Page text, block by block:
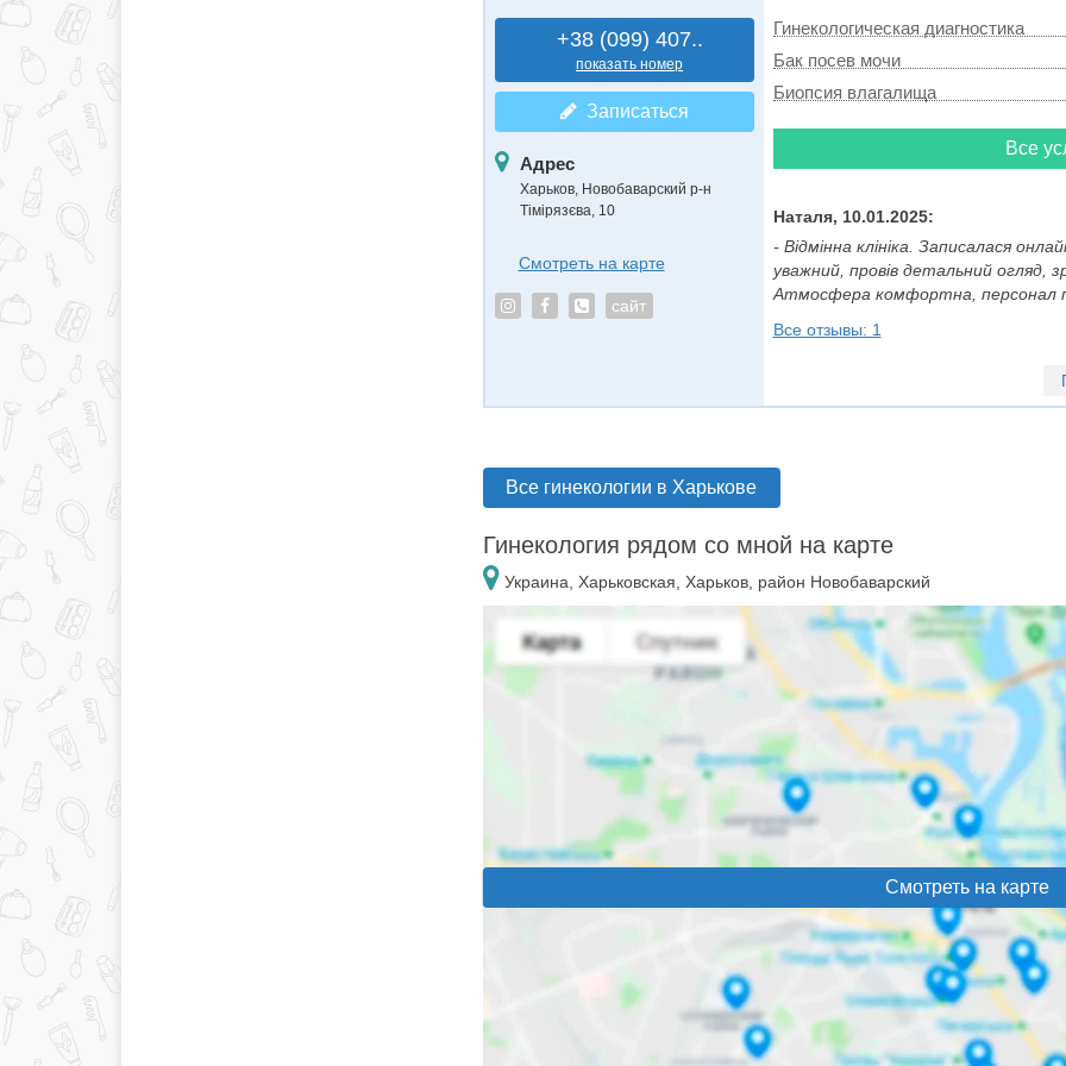
+38 (099) 407..
показать номер
Записаться
Адрес
Харьков, Новобаварский р-н
Тiмiрязєва, 10
Смотреть на карте
сайт
Гинекологическая диагностика
Бак посев мочи
Биопсия влагалища
Все
Наталя, 10.01.2025:
- Відмінна клініка. Записалася
уважний, провів детальний огляд,
Атмосфера комфортна, персонал
Все отзывы: 1
Все гинекологии в Харькове
Гинекология рядом со мной на карте
Украина, Харьковская, Харьков, район Новобаварский
Смотреть на карте